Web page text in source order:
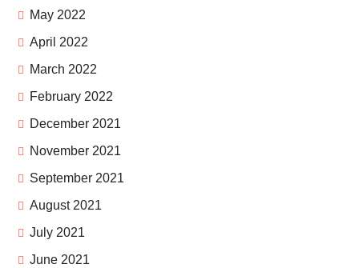
May 2022
April 2022
March 2022
February 2022
December 2021
November 2021
September 2021
August 2021
July 2021
June 2021